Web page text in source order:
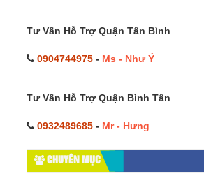
Tư Vấn Hỗ Trợ Quận Tân Bình
0904744975 - Ms - Như Ý
Tư Vấn Hỗ Trợ Quận Bình Tân
0932489685 - Mr - Hưng
CHUYÊN MỤC